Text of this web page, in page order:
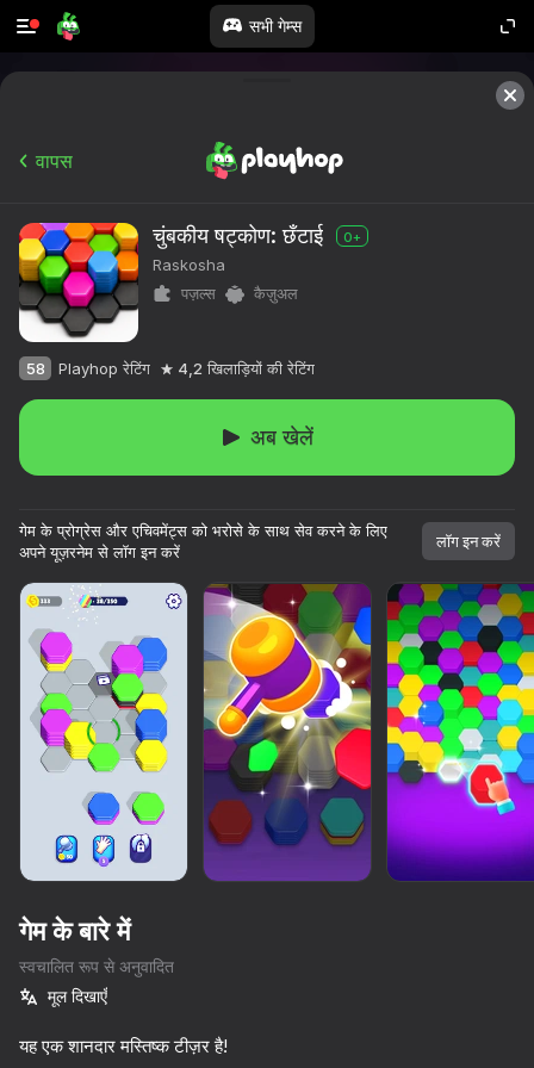
सभी गेम्स
सभी मुफ्त। सभी आपके।
Block Blast 2048
वापस
चुंबकीय षट्कोण: छँटाई 0+
Raskosha
पज़ल्स
कैज़ुअल
58 Playhop रेटिंग 4,2 खिलाड़ियों की रेटिंग
अब खेलें
गेम के प्रोग्रेस और एचिवमेंट्स को भरोसे के साथ सेव करने के लिए
अपने यूज़रनेम से लॉग इन करें
लॉग इन करें
गेम के बारे में
स्वचालित रूप से अनुवादित
मूल दिखाएँ
यह एक शानदार मस्तिष्क टीज़र है!